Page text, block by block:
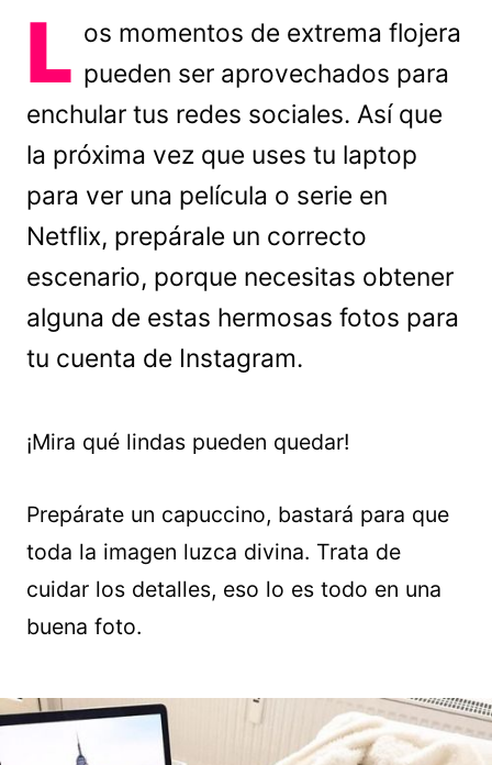
L os momentos de extrema flojera
pueden ser aprovechados para
enchular tus redes sociales. Así que
la próxima vez que uses tu laptop
para ver una película o serie en
Netflix, prepárale un correcto
escenario, porque necesitas obtener
alguna de estas hermosas fotos para
tu cuenta de Instagram.
¡Mira qué lindas pueden quedar!
Prepárate un capuccino, bastará para que
toda la imagen luzca divina. Trata de
cuidar los detalles, eso lo es todo en una
buena foto.